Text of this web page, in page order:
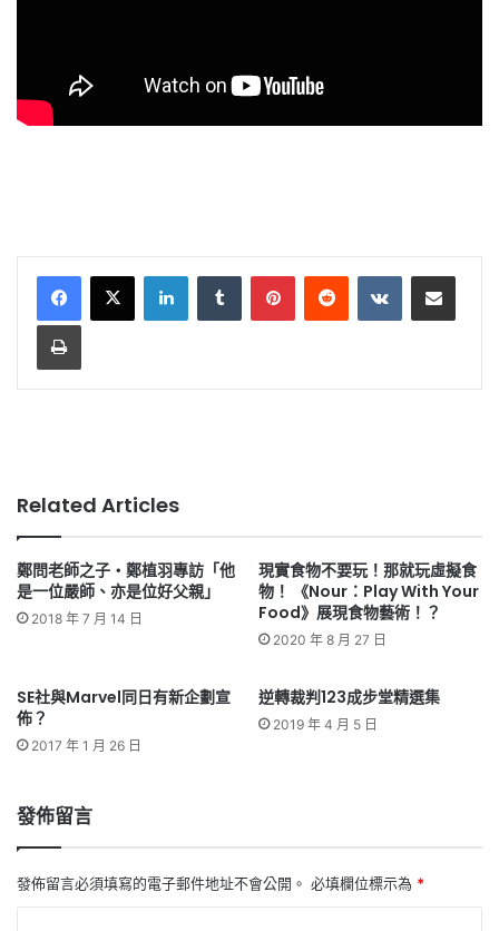
LinkedInTumblr PinterestReddit VKontakteShare via Email
Print
Related Articles
鄭問老師之子‧鄭植羽專訪「他
是一位嚴師、亦是位好父親」
2018 年 7 月 14 日
現實食物不要玩！那就玩虛擬食
物！ 《Nour：Play With Your
Food》展現食物藝術！？
2020 年 8 月 27 日
SE社與Marvel同日有新企劃宣
佈？
2017 年 1 月 26 日
逆轉裁判123成步堂精選集
2019 年 4 月 5 日
發佈留言
發佈留言必須填寫的電子郵件地址不會公開。 必填欄位標示為 *